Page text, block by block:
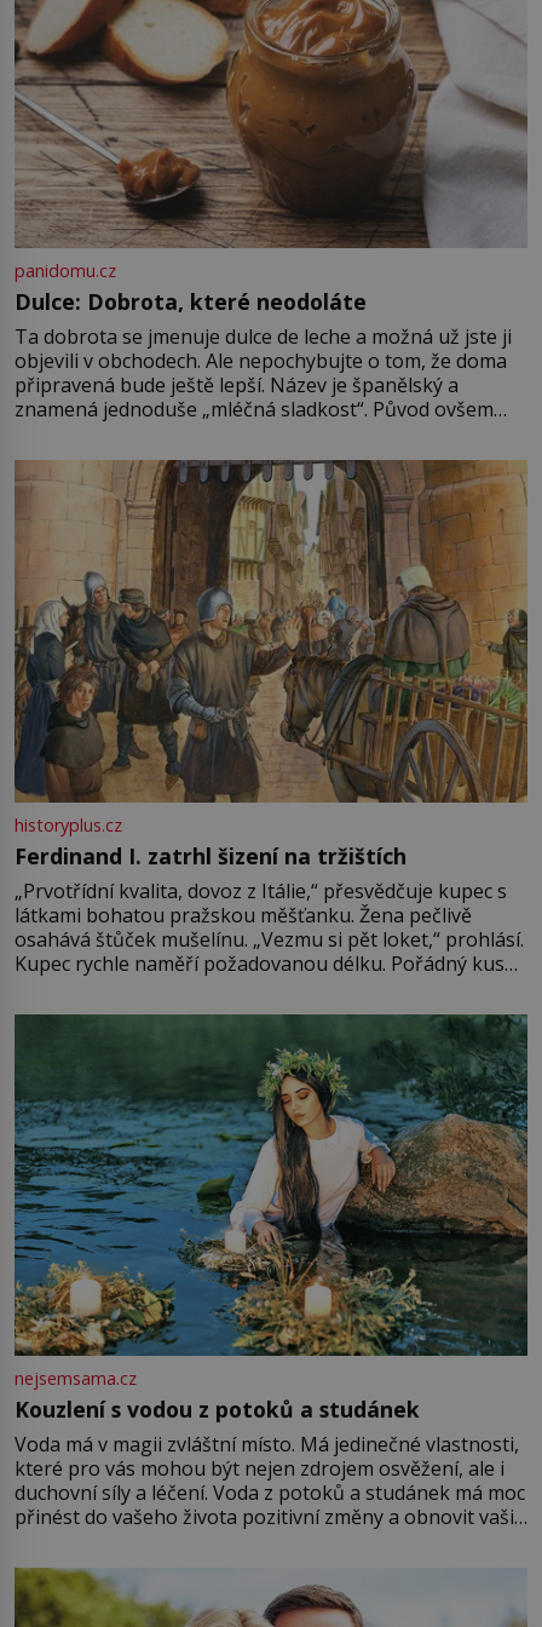
Sapanta, nedaleko hranic […]
panidomu.cz
Dulce: Dobrota, které neodoláte
Ta dobrota se jmenuje dulce de leche a možná už jste ji
objevili v obchodech. Ale nepochybujte o tom, že doma
připravená bude ještě lepší. Název je španělský a
znamená jednoduše „mléčná sladkost“. Původ ovšem
pře hned několik latinskoamerických zemí a k tomu
Francie, kde se traduje,
historyplus.cz
Ferdinand I. zatrhl šizení na tržištích
„Prvotřídní kvalita, dovoz z Itálie,“ přesvědčuje kupec s
látkami bohatou pražskou měšťanku. Žena pečlivě
osahává štůček mušelínu. „Vezmu si pět loket,“ prohlásí.
Kupec rychle naměří požadovanou délku. Pořádný kus
milostpaní. Stačí jenom na sukni,“ zhodnotí švadlena
množství růžového mušelínu. „Ošidili vás, podívejte.“
Vezme do ruky dřevěnou
nejsemsama.cz
Kouzlení s vodou z potoků a studánek
Voda má v magii zvláštní místo. Má jedinečné vlastnosti,
které pro vás mohou být nejen zdrojem osvěžení, ale i
duchovní síly a léčení. Voda z potoků a studánek má moc
přinést do vašeho života pozitivní změny a obnovit vaši
můžete obohatit své rituály a přinést do svého života
větší harmonii a klid. Je důležité